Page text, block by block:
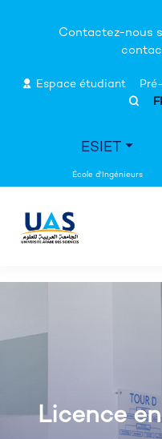
Contactez-nous
Espace étudiant
ESIET
Licence